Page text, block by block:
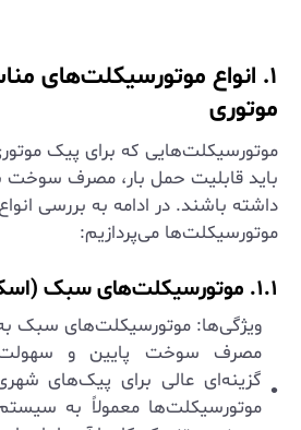
۱. انواع موتورسیکلت‌های
موتوری
موتورسیکلت‌هایی که برای پیک
باید قابلیت حمل بار، مصرف سوخت
داشته باشند. در ادامه به بررسی
موتورسیکلت‌ها می‌پردازیم:
۱.۱. موتورسیکلت‌های سبک (اسکوترها)
ویژگی‌ها: موتورسیکلت‌های سبک
مصرف سوخت پایین و سهولت
گزینه‌ای عالی برای پیک‌های
موتورسیکلت‌ها معمولاً به